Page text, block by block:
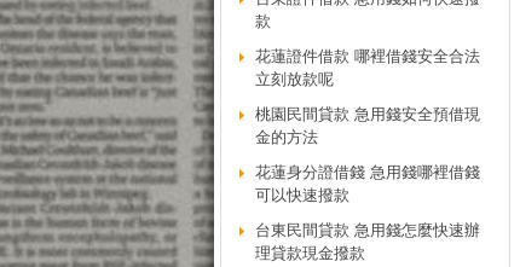
款
花蓮證件借款 哪裡借錢安全合法
立刻放款呢
桃園民間貸款 急用錢安全預借現
金的方法
花蓮身分證借錢 急用錢哪裡借錢
可以快速撥款
台東民間貸款 急用錢怎麼快速辦
理貸款現金撥款